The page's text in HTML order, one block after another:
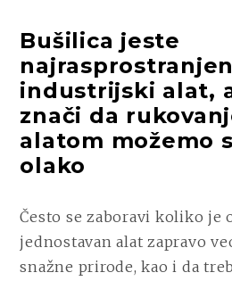
Bušilica jeste
industrijski alat,
znači da
alatom možemo
olako
Često se zaboravi koliko je
jednostavan alat zapravo
snažne prirode, kao i da